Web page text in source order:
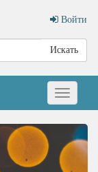
Войти
Искать
Меню